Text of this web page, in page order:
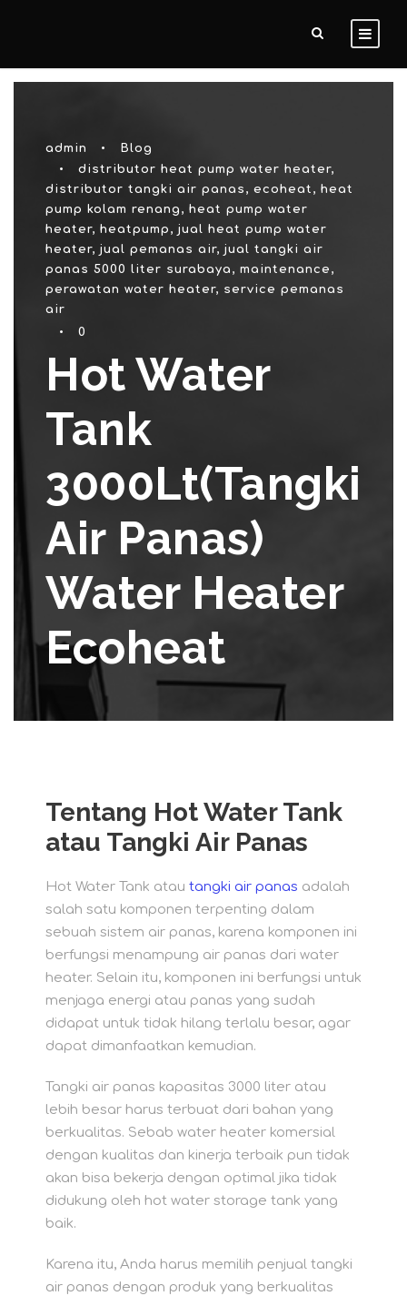
admin •
Blog
•
distributor heat pump water heater,
distributor tangki air panas , ecoheat , heat
pump kolam renang , heat pump water
heater, heatpump , jual heat pump water
heater, jual pemanas air, jual tangki air
panas 5000 liter surabaya , maintenance ,
perawatan water heater, service pemanas
air
•
0
Hot Water
Tank
3000Lt(Tangki
Air Panas)
Water Heater
Ecoheat
Tentang Hot Water Tank
atau Tangki Air Panas
Hot Water Tank atau tangki air panas adalah
salah satu komponen terpenting dalam
sebuah sistem air panas, karena komponen ini
berfungsi menampung air panas dari water
heater. Selain itu, komponen ini berfungsi untuk
menjaga energi atau panas yang sudah
didapat untuk tidak hilang terlalu besar, agar
dapat dimanfaatkan kemudian.
Tangki air panas kapasitas 3000 liter atau
lebih besar harus terbuat dari bahan yang
berkualitas. Sebab water heater komersial
dengan kualitas dan kinerja terbaik pun tidak
akan bisa bekerja dengan optimal jika tidak
didukung oleh hot water storage tank yang
baik.
Karena itu, Anda harus memilih penjual tangki
air panas dengan produk yang berkualitas